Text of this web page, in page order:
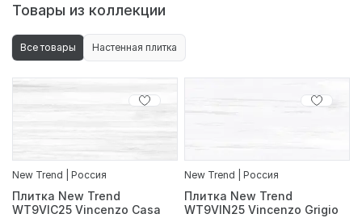
цветовая гамма и реалистичный древесный рисунок
в интерьере, сохраняя ощущение легкости и простора
даже в небольших помещениях. Особенностью коллекции
в стиле пэчворк, который добавляет интерьеру
индивидуальность и делает оформление более
выразительным. Формат 25×50 отлично подходит для
аккуратные и визуально сбалансированные композиции.
В интернет-магазине «ДомДаКомфорт» Вы можете купить
плитку Vincenzo, подобрать декоры и базовые элементы
для Вашего проекта. Мы осуществляем доставку по
Товары из коллекции
Все товары Настенная плитка
New Trend | Россия
Плитка New Trend
WT9VIC25 Vincenzo Casa
New Trend | Россия
Плитка New Trend
WT9VIN25 Vincenzo Grigio